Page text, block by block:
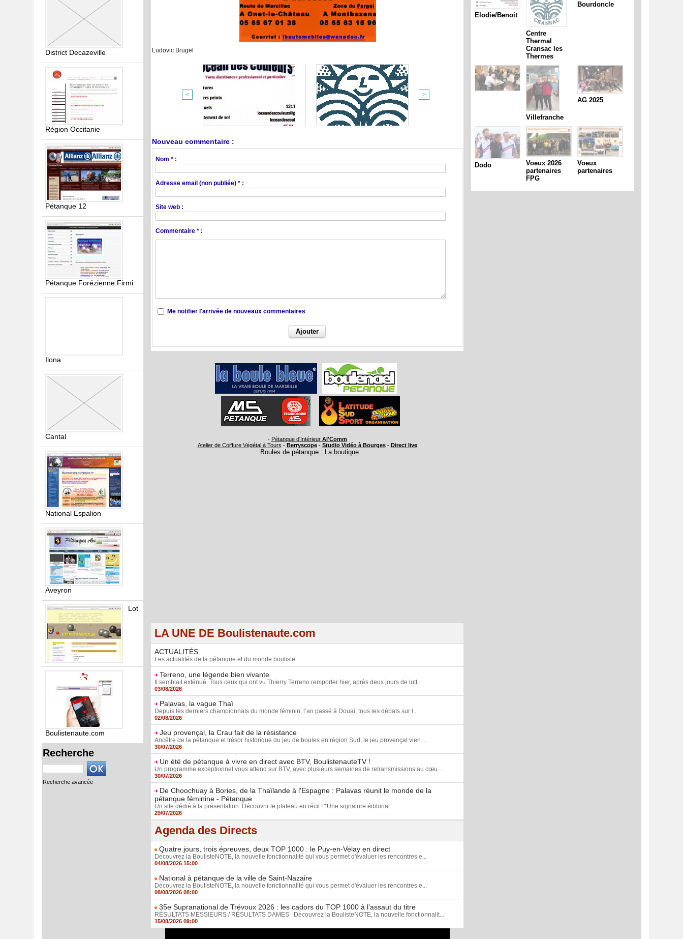
District Decazeville
Région Occitanie
Pétanque 12
Pétanque Forézienne Firmi
Ilona
Cantal
National Espalion
Aveyron
Lot
Boulistenaute.com
Recherche
Recherche avancée
Ludovic Brugel
< >
Nouveau commentaire :
Nom * :
Adresse email (non publiée) * :
Site web :
Commentaire * :
Me notifier l'arrivée de nouveaux commentaires
- Pétanque d'Intérieur Al'Comm
Atelier de Coiffure Végétal à Tours - Berryscope- Studio Vidéo à Bourges- Direct live
:: Boules de pétanque : La boutique
LA UNE DE Boulistenaute.com
ACTUALITÉS
Les actualités de la pétanque et du monde bouliste
Terreno, une légende bien vivante
Il semblait exténué. Tous ceux qui ont vu Thierry Terreno remporter hier, après deux jours de lutt...
03/08/2026
Palavas, la vague Thaï
Depuis les derniers championnats du monde féminin, l’an passé à Douai, tous les débats sur l...
02/08/2026
Jeu provençal, la Crau fait de la résistance
Ancêtre de la pétanque et trésor historique du jeu de boules en région Sud, le jeu provençal vien...
30/07/2026
Un été de pétanque à vivre en direct avec BTV, BoulistenauteTV !
Un programme exceptionnel vous attend sur BTV, avec plusieurs semaines de retransmissions au cœu...
30/07/2026
De Choochuay à Bories, de la Thaïlande à l'Espagne : Palavas réunit le monde de la
pétanque féminine - Pétanque
Un site dédié à la présentation Découvrir le plateau en récit ! *Une signature éditorial...
29/07/2026
Agenda des Directs
Quatre jours, trois épreuves, deux TOP 1000 : le Puy-en-Velay en direct
Découvrez la BoulisteNOTE, la nouvelle fonctionnalité qui vous permet d'évaluer les rencontres e...
04/08/2026 15:00
National à pétanque de la ville de Saint-Nazaire
Découvrez la BoulisteNOTE, la nouvelle fonctionnalité qui vous permet d'évaluer les rencontres e...
08/08/2026 08:00
35e Supranational de Trévoux 2026 : les cadors du TOP 1000 à l’assaut du titre
RÉSULTATS MESSIEURS / RÉSULTATS DAMES Découvrez la BoulisteNOTE, la nouvelle fonctionnalit...
15/08/2026 09:00
Elodie/Benoit
Centre
Thermal
Cransac les
Thermes
Bourdoncle
Villefranche
AG 2025
Dodo
Voeux 2026
partenaires
FPG
Voeux
partenaires